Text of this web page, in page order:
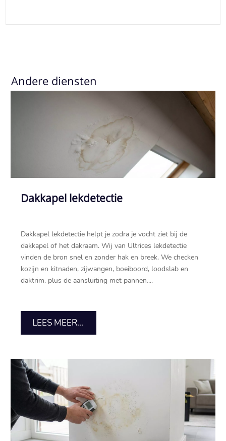
Andere diensten
Dakkapel lekdetectie
Dakkapel lekdetectie helpt je zodra je vocht ziet bij de
dakkapel of het dakraam.​ Wij van Ultrices lekdetectie
vinden de bron snel en zonder hak en breek.​ We checken
kozijn en kitnaden, zijwangen, boeiboord, loodslab en
daktrim, plus de aansluiting met pannen,...
LEES MEER...